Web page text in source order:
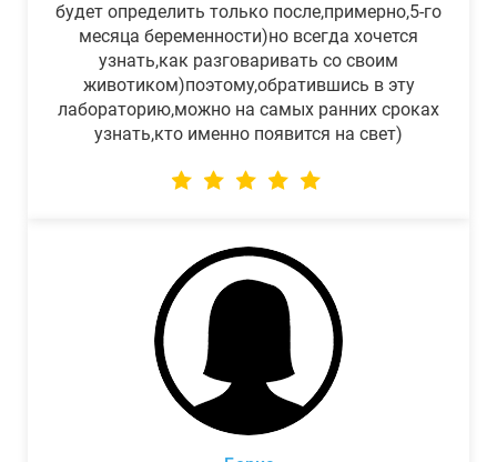
будет определить только после,примерно,5-го
месяца беременности)но всегда хочется
узнать,как разговаривать со своим
животиком)поэтому,обратившись в эту
лабораторию,можно на самых ранних сроках
узнать,кто именно появится на свет)